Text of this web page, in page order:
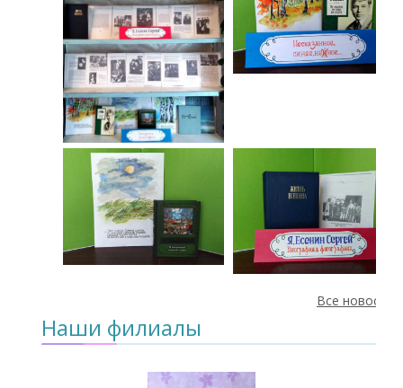
Все новости
Наши филиалы